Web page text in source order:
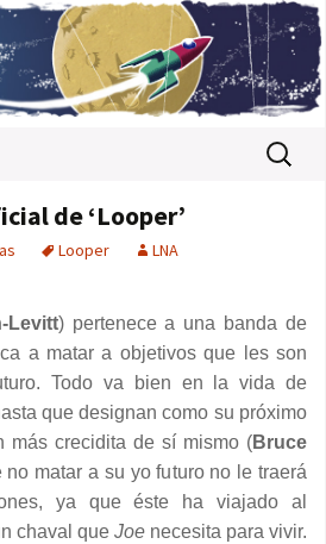
Buscar:
de ‘Looper’
Looper LNA
Levitt) pertenece a una banda de
a matar a objetivos que les son
Todo va bien en la vida de
que designan como su próximo
más crecidita de sí mismo (Bruce
matar a su yo futuro no le traerá
ya que éste ha viajado al
chaval que Joe necesita para vivir.